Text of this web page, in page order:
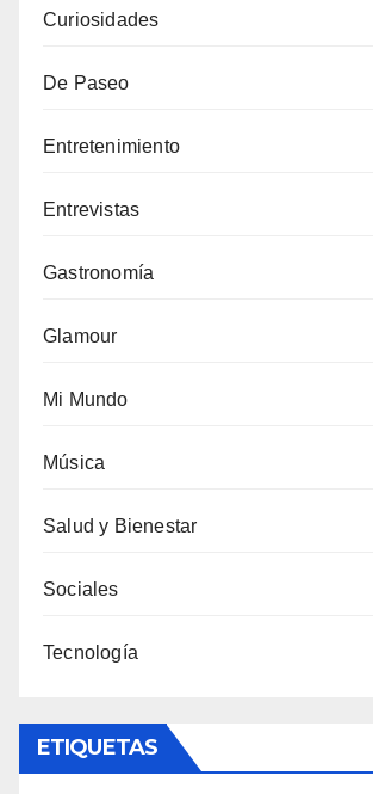
Curiosidades
De Paseo
Entretenimiento
Entrevistas
Gastronomía
Glamour
Mi Mundo
Música
Salud y Bienestar
Sociales
Tecnología
ETIQUETAS